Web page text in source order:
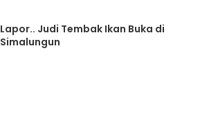
Lapor.. Judi Tembak Ikan Buka di
Simalungun